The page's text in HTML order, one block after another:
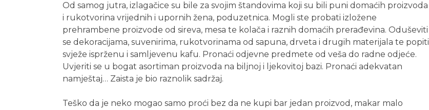
Od samog jutra, izlagačice su bile za svojim štandovima koji su bili puni domaćih proizvoda
i rukotvorina vrijednih i upornih žena, poduzetnica. Mogli ste probati izložene
prehrambene proizvode od sireva, mesa te kolača i raznih domaćih prerađevina. Oduševiti
se dekoracijama, suvenirima, rukotvorinama od sapuna, drveta i drugih materijala te popiti
svježe isprženu i samljevenu kafu. Pronaći odjevne predmete od veša do radne odjeće.
Uvjeriti se u bogat asortiman proizvoda na biljnoj i ljekovitoj bazi. Pronaći adekvatan
namještaj… Zaista je bio raznolik sadržaj.
Teško da je neko mogao samo proći bez da ne kupi bar jedan proizvod, makar malo